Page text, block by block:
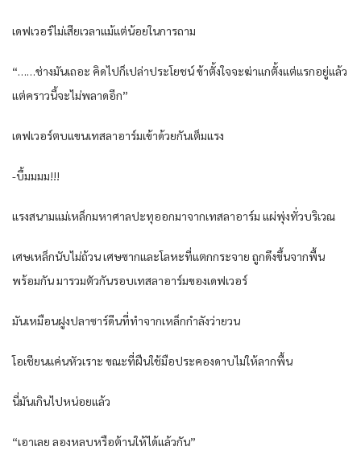
เดฟเวอร์ไม่เสียเวลาแม้แต่น้อยในการถาม
“……ช่างมันเถอะ คิดไปก็เปล่าประโยชน์ ข้าตั้งใจจะฆ่าแกตั้งแต่แรกอยู่แล้ว
แต่คราวนี้จะไม่พลาดอีก”
เดฟเวอร์ตบแขนเทสลาอาร์มเข้าด้วยกันเต็มแรง
-บึ้มมมม!!!
แรงสนามแม่เหล็กมหาศาลปะทุออกมาจากเทสลาอาร์ม แผ่พุ่งทั่วบริเวณ
เศษเหล็กนับไม่ถ้วน เศษซากและโลหะที่แตกกระจาย ถูกดึงขึ้นจากพื้น
พร้อมกัน มารวมตัวกันรอบเทสลาอาร์มของเดฟเวอร์
มันเหมือนฝูงปลาซาร์ดีนที่ทำจากเหล็กกำลังว่ายวน
โอเชียนแค่นหัวเราะ ขณะที่ฝืนใช้มือประคองดาบไม่ให้ลากพื้น
นี่มันเกินไปหน่อยแล้ว
“เอาเลย ลองหลบหรือต้านให้ได้แล้วกัน”